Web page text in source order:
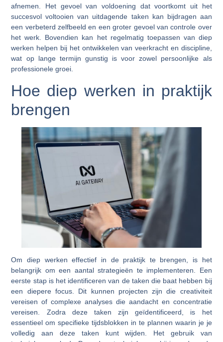
afnemen. Het gevoel van voldoening dat voortkomt uit het
succesvol voltooien van uitdagende taken kan bijdragen aan
een verbeterd zelfbeeld en een groter gevoel van controle over
het werk. Bovendien kan het regelmatig toepassen van diep
werken helpen bij het ontwikkelen van veerkracht en discipline,
wat op lange termijn gunstig is voor zowel persoonlijke als
professionele groei.
Hoe diep werken in praktijk
brengen
Om diep werken effectief in de praktijk te brengen, is het
belangrijk om een aantal strategieën te implementeren. Een
eerste stap is het identificeren van de taken die baat hebben bij
een diepere focus. Dit kunnen projecten zijn die creativiteit
vereisen of complexe analyses die aandacht en concentratie
vereisen. Zodra deze taken zijn geïdentificeerd, is het
essentieel om specifieke tijdsblokken in te plannen waarin je je
volledig aan deze taken kunt wijden. Het gebruik van